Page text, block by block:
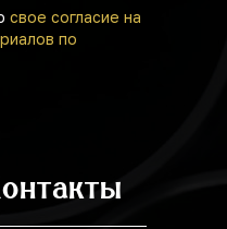
свое согласие на
по